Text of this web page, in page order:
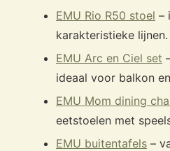
EMU Rio R50 stoel –
karakteristieke lijnen.
EMU Arc en Ciel set
ideaal voor balkon
EMU Mom dining
eetstoelen met
EMU buitentafels –